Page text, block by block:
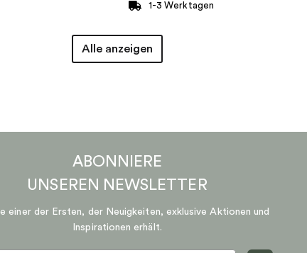
1-3 Werktagen
Alle anzeigen
ABONNIERE
UNSEREN NEWSLETTER
einer der Ersten, der Neuigkeiten, exklusive Aktionen und
Inspirationen erhält.